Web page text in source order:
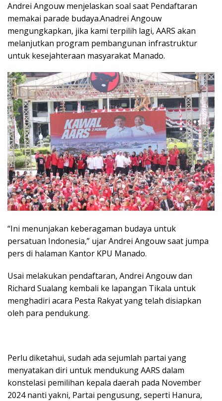
Andrei Angouw menjelaskan soal saat Pendaftaran
memakai parade budaya.Anadrei Angouw
mengungkapkan, jika kami terpilih lagi, AARS akan
melanjutkan program pembangunan infrastruktur
untuk kesejahteraan masyarakat Manado.
“Ini menunjakan keberagaman budaya untuk
persatuan Indonesia,” ujar Andrei Angouw saat jumpa
pers di halaman Kantor KPU Manado.
Usai melakukan pendaftaran, Andrei Angouw dan
Richard Sualang kembali ke lapangan Tikala untuk
menghadiri acara Pesta Rakyat yang telah disiapkan
oleh para pendukung.
Perlu diketahui, sudah ada sejumlah partai yang
menyatakan diri untuk mendukung AARS dalam
konstelasi pemilihan kepala daerah pada November
2024 nanti yakni, Partai pengusung, seperti Hanura,